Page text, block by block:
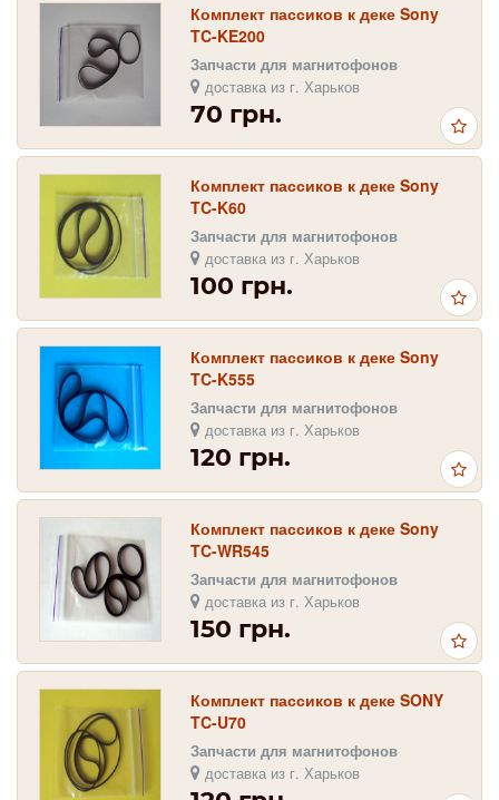
Комплект пассиков к деке Sony
TC-KE200
Запчасти для магнитофонов
доставка из г. Харьков
70 грн.
Комплект пассиков к деке Sony
TC-K60
Запчасти для магнитофонов
доставка из г. Харьков
100 грн.
Комплект пассиков к деке Sony
TC-K555
Запчасти для магнитофонов
доставка из г. Харьков
120 грн.
Комплект пассиков к деке Sony
TC-WR545
Запчасти для магнитофонов
доставка из г. Харьков
150 грн.
Комплект пассиков к деке SONY
TC-U70
Запчасти для магнитофонов
доставка из г. Харьков